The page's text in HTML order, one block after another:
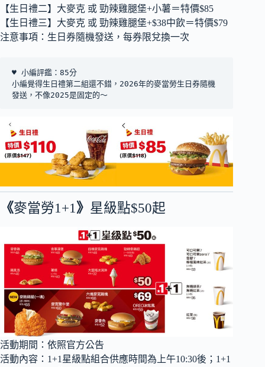
【生日禮二】大麥克 或 勁辣雞腿堡+小薯＝特價$85
【生日禮三】大麥克 或 勁辣雞腿堡+$38中飲＝特價$79
注意事項：生日券隨機發送，每券限兌換一次
♥ 小編評鑑：85分
小編覺得生日禮第二組還不錯，2026年的麥當勞生日券隨機
發送，不像2025是固定的～
《麥當勞1+1》 星級點$50起
活動期間：依照官方公告
活動內容：1+1星級點組合供應時間為上午10:30後；1+1